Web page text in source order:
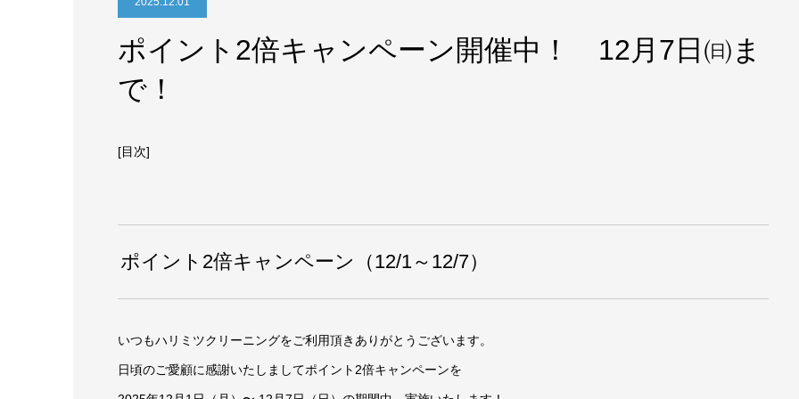
ポイント2倍キャンペーン開催中！ 12月7日㈰ま
で！
[目次]
ポイント2倍キャンペーン（12/1～12/7）
いつもハリミツクリーニングをご利用頂きありがとうございます。
日頃のご愛顧に感謝いたしましてポイント2倍キャンペーンを